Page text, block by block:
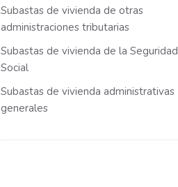
Subastas de vivienda de otras
administraciones tributarias
Subastas de vivienda de la Seguridad
Social
Subastas de vivienda administrativas
generales